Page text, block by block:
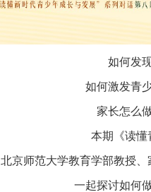
如何发
如何激发青
家长怎么
本期《读懂
北京师范大学教育学部教授
一起探讨如何